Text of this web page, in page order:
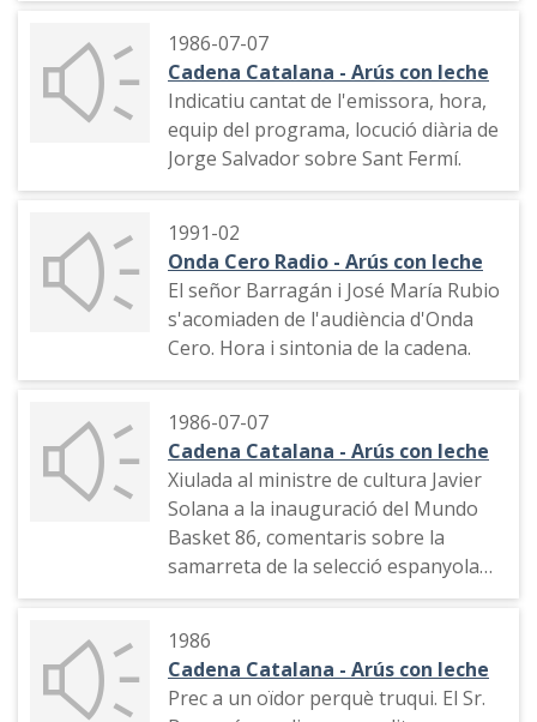
1986-07-07
Cadena Catalana - Arús con leche
Indicatiu cantat de l'emissora, hora,
equip del programa, locució diària de
Jorge Salvador sobre Sant Fermí.
1991-02
Onda Cero Radio - Arús con leche
El señor Barragán i José María Rubio
s'acomiaden de l'audiència d'Onda
Cero. Hora i sintonia de la cadena.
1986-07-07
Cadena Catalana - Arús con leche
Xiulada al ministre de cultura Javier
Solana a la inauguració del Mundo
Basket 86, comentaris sobre la
samarreta de la selecció espanyola
de bàsquet. Accident del cotxe Volvo
1986
Cadena Catalana - Arús con leche
Prec a un oïdor perquè truqui. El Sr.